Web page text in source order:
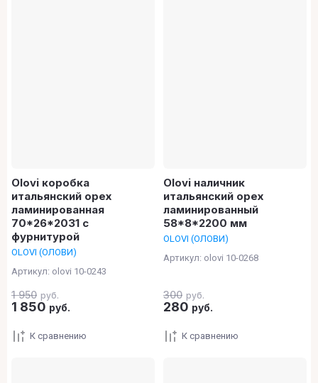
Olovi коробка
итальянский орех
ламинированная
70*26*2031 с
фурнитурой
OLOVI (ОЛОВИ)
Артикул: olovi 10-0243
1 950 руб.
1 850 руб.
К сравнению
Olovi наличник
итальянский орех
ламинированный
58*8*2200 мм
OLOVI (ОЛОВИ)
Артикул: olovi 10-0268
300 руб.
280 руб.
К сравнению